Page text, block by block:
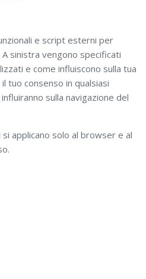
e script esterni per
sinistra vengono specificati
e come influiscono sulla tua
tuo consenso in qualsiasi
sulla navigazione del
applicano solo al browser e al